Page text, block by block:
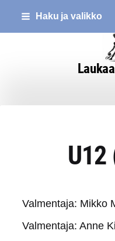
Siirry
Haku ja valikko
Valmentaja: Mikko
Valmentaja: Anne